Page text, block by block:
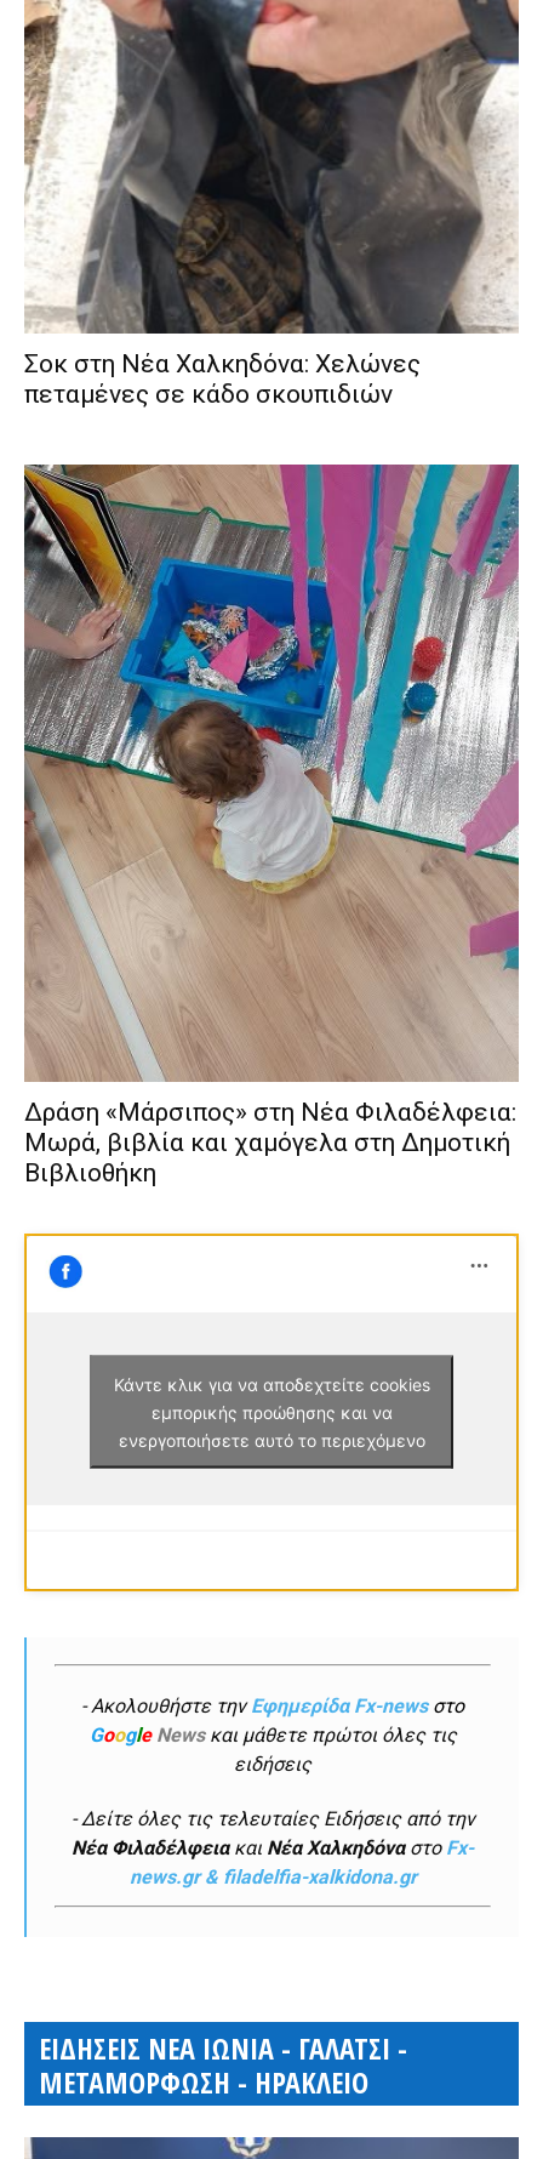
Σοκ στη Νέα Χαλκηδόνα: Χελώνες
πεταμένες σε κάδο σκουπιδιών
Δράση «Μάρσιπος» στη Νέα Φιλαδέλφεια:
Μωρά, βιβλία και χαμόγελα στη Δημοτική
Βιβλιοθήκη
Κάντε κλικ για να αποδεχτείτε cookies
εμπορικής προώθησης και να
ενεργοποιήσετε αυτό το περιεχόμενο
- Ακολουθήστε τηνΕφημερίδα Fx-newsστο
Google Newsκαι μάθετε πρώτοι όλες τις
ειδήσεις
- Δείτε όλες τις τελευταίες Ειδήσεις από την
Νέα Φιλαδέλφειακαι Νέα Χαλκηδόναστο Fx-
news.gr & filadelfia-xalkidona.gr
ΕΙΔΗΣΕΙΣ ΝΕΑ ΙΩΝΙΑ - ΓΑΛΑΤΣΙ -
ΜΕΤΑΜΟΡΦΩΣΗ - ΗΡΑΚΛΕΙΟ